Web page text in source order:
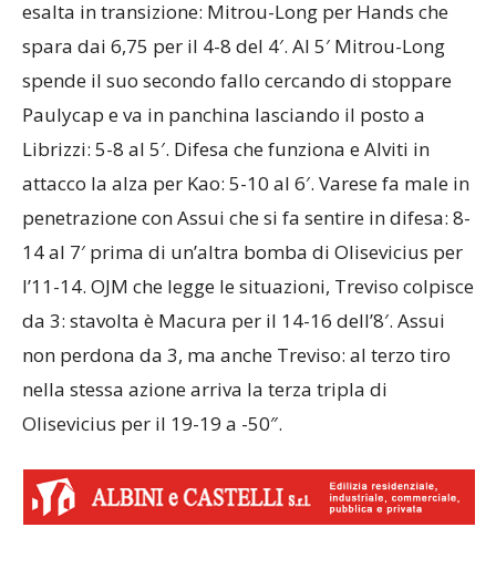
esalta in transizione: Mitrou-Long per Hands che
spara dai 6,75 per il 4-8 del 4′. Al 5′ Mitrou-Long
spende il suo secondo fallo cercando di stoppare
Paulycap e va in panchina lasciando il posto a
Librizzi: 5-8 al 5′. Difesa che funziona e Alviti in
attacco la alza per Kao: 5-10 al 6′. Varese fa male in
penetrazione con Assui che si fa sentire in difesa: 8-
14 al 7′ prima di un’altra bomba di Olisevicius per
l’11-14. OJM che legge le situazioni, Treviso colpisce
da 3: stavolta è Macura per il 14-16 dell’8′. Assui
non perdona da 3, ma anche Treviso: al terzo tiro
nella stessa azione arriva la terza tripla di
Olisevicius per il 19-19 a -50″.